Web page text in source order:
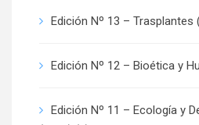
Edición Nº 13 – Trasplantes
Edición Nº 12 – Bioética y
Edición Nº 11 – Ecología y